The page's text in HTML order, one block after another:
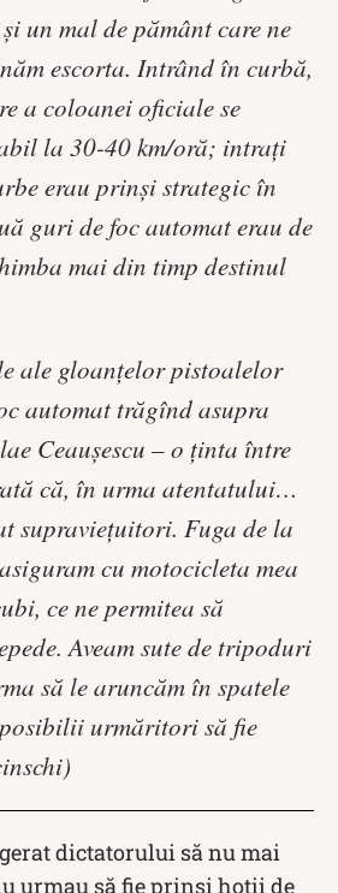
un mal de pământ care ne
escorta. Intrând în curbă,
a coloanei oficiale se
la 30-40 km/oră; intraţi
erau prinşi strategic în
guri de foc automat erau de
mai din timp destinul
ale gloanţelor pistoalelor
automat trăgînd asupra
Ceauşescu – o ţinta între
că, în urma atentatului…
supravieţuitori. Fuga de la
cu motocicleta mea
ce ne permitea să
Aveam sute de tripoduri
să le aruncăm în spatele
urmăritori să fie
dictatorului să nu mai
urmau să fie prinși hoții de